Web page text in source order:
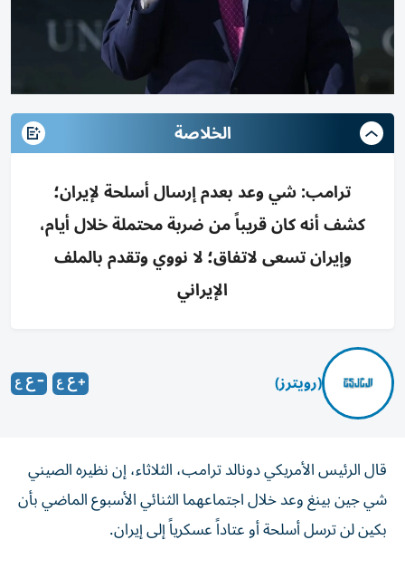
الخلاصة
ترامب: شي وعد بعدم إرسال أسلحة لإيران؛
كشف أنه كان قريباً من ضربة محتملة خلال أيام،
وإيران تسعى لاتفاق؛ لا نووي وتقدم بالملف
الإيراني
(رويترز)
قال ⁠الرئيس ‌الأمريكي دونالد ترامب، الثلاثاء، إن ⁠نظيره الصيني
شي جين بينغ ​وعد خلال اجتماعهما الثنائي الأسبوع الماضي ⁠بأن
بكين لن ​ترسل ‌أسلحة ‌أو عتاداً عسكرياً ‌إلى إيران.